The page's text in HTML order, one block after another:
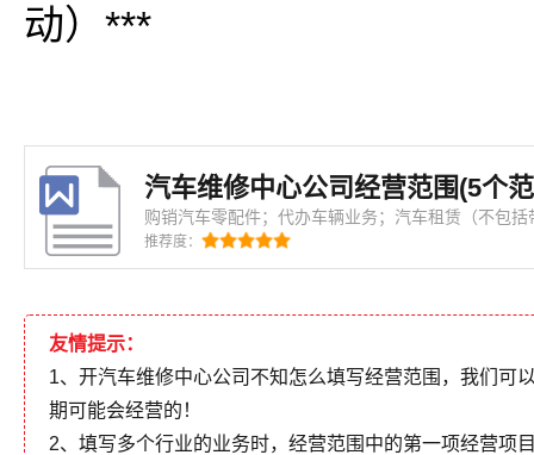
动）***
汽车维修中心公司经营范围(5个
购销汽车零配件；代办车辆业务；汽车租赁（不包
销售；二手车经纪；企业管理咨询。^汽车维修，汽
推荐度：
友情提示：
1、开汽车维修中心公司不知怎么填写经营范围，我们可
期可能会经营的！
2、填写多个行业的业务时，经营范围中的第一项经营项